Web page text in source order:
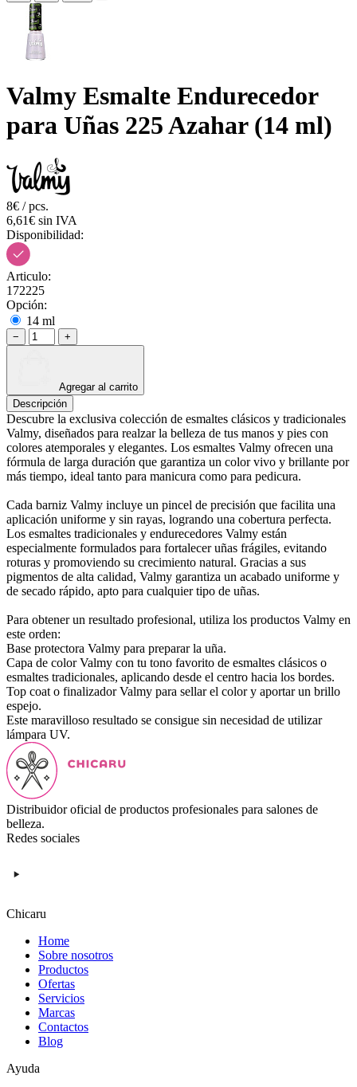
Valmy Esmalte Endurecedor
para Uñas 225 Azahar (14 ml)
8€ / pcs.
6,61€ sin IVA
Disponibilidad:
Articulo:
172225
Opción:
14 ml
− +
Agregar al carrito
Descripción
Descubre la exclusiva colección de esmaltes clásicos y tradicionales
Valmy, diseñados para realzar la belleza de tus manos y pies con
colores atemporales y elegantes. Los esmaltes Valmy ofrecen una
fórmula de larga duración que garantiza un color vivo y brillante por
más tiempo, ideal tanto para manicura como para pedicura.
Cada barniz Valmy incluye un pincel de precisión que facilita una
aplicación uniforme y sin rayas, logrando una cobertura perfecta.
Los esmaltes tradicionales y endurecedores Valmy están
especialmente formulados para fortalecer uñas frágiles, evitando
roturas y promoviendo su crecimiento natural. Gracias a sus
pigmentos de alta calidad, Valmy garantiza un acabado uniforme y
de secado rápido, apto para cualquier tipo de uñas.
Para obtener un resultado profesional, utiliza los productos Valmy en
este orden:
Base protectora Valmy para preparar la uña.
Capa de color Valmy con tu tono favorito de esmaltes clásicos o
esmaltes tradicionales, aplicando desde el centro hacia los bordes.
Top coat o finalizador Valmy para sellar el color y aportar un brillo
espejo.
Este maravilloso resultado se consigue sin necesidad de utilizar
lámpara UV.
Distribuidor oficial de productos profesionales para salones de
belleza.
Redes sociales
Chicaru
Home
Sobre nosotros
Productos
Ofertas
Servicios
Marcas
Contactos
Blog
Ayuda